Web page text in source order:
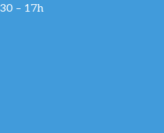
– 17h